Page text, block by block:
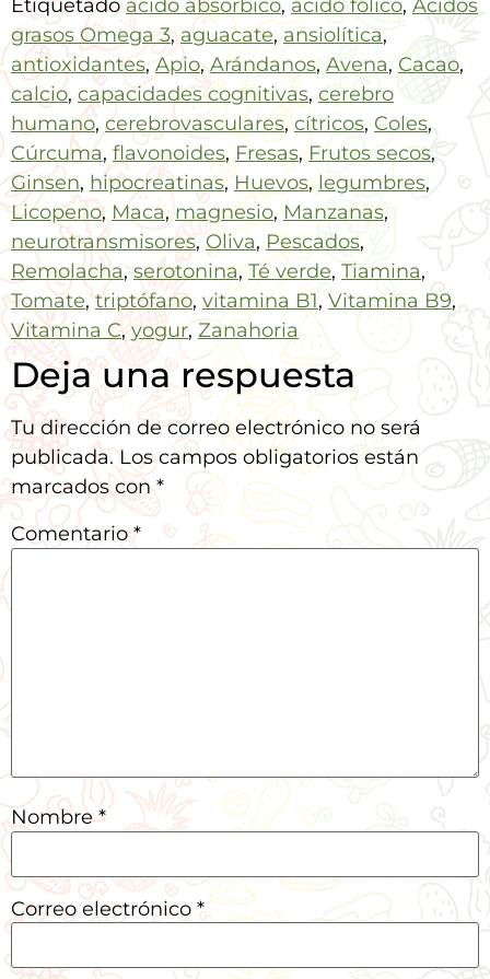
Etiquetadoácido absórbico,ácido fólico, Ácidos
grasos Omega 3,aguacate, ansiolítica,
antioxidantes,Apio,Arándanos, Avena, Cacao,
calcio, capacidades cognitivas, cerebro
humano, cerebrovasculares,cítricos, Coles,
Cúrcuma, flavonoides, Fresas,Frutos secos,
Ginsen, hipocreatinas,Huevos,legumbres,
Licopeno, Maca, magnesio,Manzanas,
neurotransmisores, Oliva, Pescados,
Remolacha,serotonina,Té verde, Tiamina,
Tomate,triptófano, vitamina B1,Vitamina B9,
Vitamina C,yogur, Zanahoria
Deja una respuesta
Tu dirección de correo electrónico no será
publicada. Los campos obligatorios están
marcados con *
Comentario*
Nombre*
Correo electrónico *